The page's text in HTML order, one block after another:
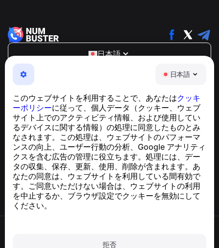
日本語
このウェブサイトを利用することで、あなたはクッキ
ーポリシーに従って、個人データ（クッキー、ウェブ
サイト上でのアクティビティ情報、および使用してい
るデバイスに関する情報）の処理に同意したものとみ
なされます。この処理は、ウェブサイトのパフォーマ
ンスの向上、ユーザー行動の分析、Google アナリティ
クスを含む広告の管理に役立ちます。処理には、デー
タの収集、保存、更新、使用、削除が含まれます。あ
なたの同意は、ウェブサイトを利用している間有効で
す。ご同意いただけない場合は、ウェブサイトの利用
を中止するか、ブラウザ設定でクッキーを無効にして
ください。
拒否
日本語
NumBuster © 2013—2026 ·
support@numbuster.com
電話詐欺、スパム、不審なメッセージからあなたを守る、
GDPR準拠に関するお問い合わせ：
support@numbuster.com
ヘルプセンター
ニュースと記事
プロジェクトについて
連絡先